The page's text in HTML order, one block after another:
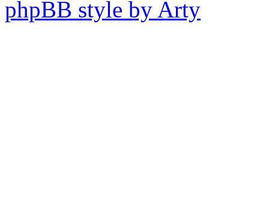
phpBB style by Arty